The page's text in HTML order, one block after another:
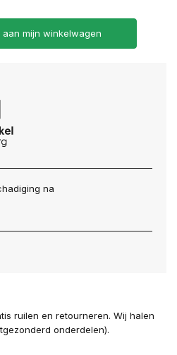
aan mijn winkelwagen
na
ruilen en retourneren. Wij halen
onderdelen).